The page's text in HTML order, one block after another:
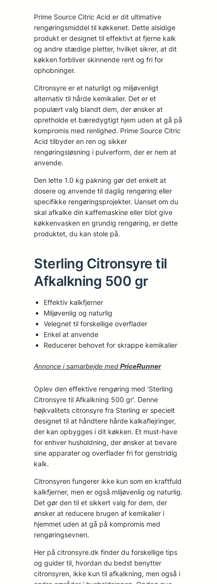
Prime Source Citric Acid er dit ultimative
rengøringsmiddel til køkkenet. Dette alsidige
produkt er designet til effektivt at fjerne kalk
og andre stædige pletter, hvilket sikrer, at dit
køkken forbliver skinnende rent og fri for
ophobninger.
Citronsyre er et naturligt og miljøvenligt
alternativ til hårde kemikalier. Det er et
populært valg blandt dem, der ønsker at
opretholde et bæredygtigt hjem uden at gå på
kompromis med renlighed. Prime Source Citric
Acid tilbyder en ren og sikker
rengøringsløsning i pulverform, der er nem at
anvende.
Den lette 1.0 kg pakning gør det enkelt at
dosere og anvende til daglig rengøring eller
specifikke rengøringsprojekter. Uanset om du
skal afkalke din kaffemaskine eller blot give
køkkenvasken en grundig rengøring, er dette
produktet, du kan stole på.
Sterling Citronsyre til
Afkalkning 500 gr
Effektiv kalkfjerner
Miljøvenlig og naturlig
Velegnet til forskellige overflader
Enkel at anvende
Reducerer behovet for skrappe kemikalier
Annonce i samarbejde med PriceRunner
Oplev den effektive rengøring med ‘Sterling
Citronsyre til Afkalkning 500 gr’. Denne
højkvalitets citronsyre fra Sterling er specielt
designet til at håndtere hårde kalkaflejringer,
der kan opbygges i dit køkken. Et must-have
for enhver husholdning, der ønsker at bevare
sine apparater og overflader fri for genstridig
kalk.
Citronsyren fungerer ikke kun som en kraftfuld
kalkfjerner, men er også miljøvenlig og naturlig.
Det gør den til et sikkert valg for dem, der
ønsker at reducere brugen af kemikalier i
hjemmet uden at gå på kompromis med
rengøringsevnen.
Her på citronsyre.dk finder du forskellige tips
og guider til, hvordan du bedst benytter
citronsyren, ikke kun til afkalkning, men også i